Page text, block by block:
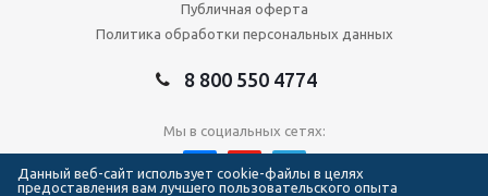
Публичная оферта
Политика обработки персональных данных
8 800 550 4774
Мы в социальных сетях:
Данный веб-сайт использует cookie-файлы в целях
предоставления вам лучшего пользовательского опыта